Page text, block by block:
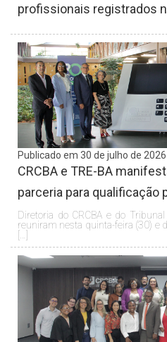
profissionais registrados
Publicado em 30 de julho de 2026
CRCBA e TRE-BA
parceria para qualificação
Diretoria do CRCBA e do
reuniram nesta quinta-feira (30) e